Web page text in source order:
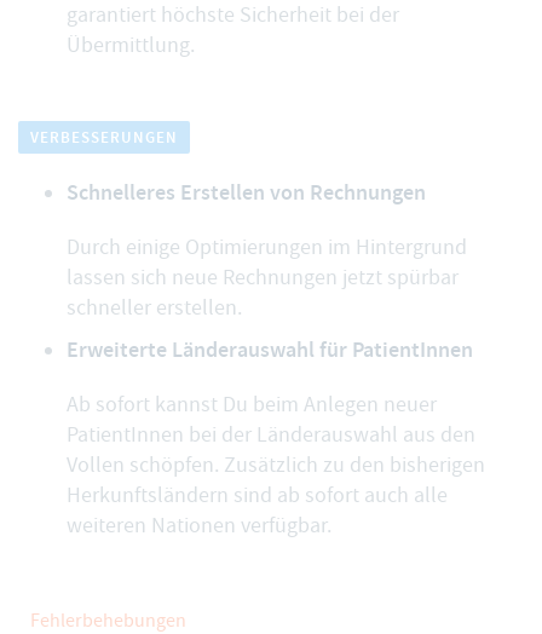
garantiert höchste Sicherheit bei der
Übermittlung.
VERBESSERUNGEN
Schnelleres Erstellen von Rechnungen
Durch einige Optimierungen im Hintergrund
lassen sich neue Rechnungen jetzt spürbar
schneller erstellen.
Erweiterte Länderauswahl für PatientInnen
Ab sofort kannst Du beim Anlegen neuer
PatientInnen bei der Länderauswahl aus den
Vollen schöpfen. Zusätzlich zu den bisherigen
Herkunftsländern sind ab sofort auch alle
weiteren Nationen verfügbar.
Fehlerbehebungen